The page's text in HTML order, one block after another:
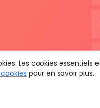
Tous les
Les cookies
pour en savoir plus.